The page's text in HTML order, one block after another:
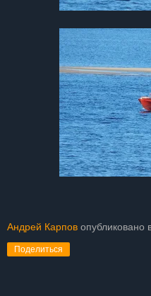
Андрей Карпов опубликовано
Поделиться